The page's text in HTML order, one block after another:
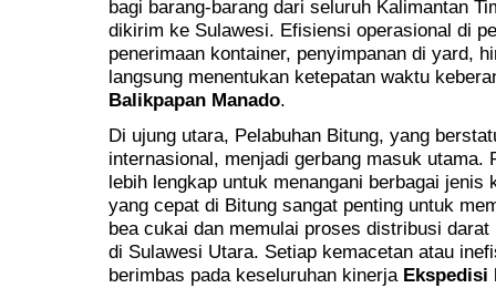
bagi barang-barang dari seluruh Kalimantan
dikirim ke Sulawesi. Efisiensi operasional di
penerimaan kontainer, penyimpanan di yard,
langsung menentukan ketepatan waktu
Balikpapan Manado.
Di ujung utara, Pelabuhan Bitung, yang
internasional, menjadi gerbang masuk
lebih lengkap untuk menangani berbagai jenis
yang cepat di Bitung sangat penting untuk
bea cukai dan memulai proses distribusi
di Sulawesi Utara. Setiap kemacetan atau
berimbas pada keseluruhan kinerja Ekspedisi